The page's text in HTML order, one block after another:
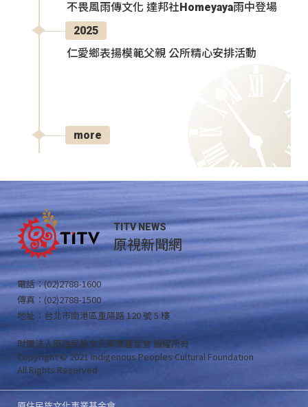
不畏風雨傳文化 達邦社Homeyaya雨中登場
2025
仁愛鄉表揚模範父親 公所精心安排活動
more
TITV NEWS
原視新聞網
電話：(02)2788-1600
傳真：(02)2788-1500
地址：台北市南港區重陽路 120 號 5 樓
財團法人原住民族文化事業基金會 版權所有
Copyright © 2021 Indigenous Peoples Cultural Foundation
All Rights Reserved .